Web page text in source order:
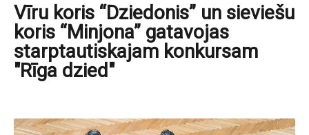
Vīru koris “Dziedonis” un sieviešu
koris “Minjona” gatavojas
starptautiskajam konkursam
"Rīga dzied"